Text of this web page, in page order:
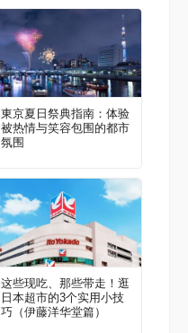
東京夏日祭典指南：体验
被热情与笑容包围的都市
氛围
这些现吃、那些带走！逛
日本超市的3个实用小技
巧（伊藤洋华堂篇）